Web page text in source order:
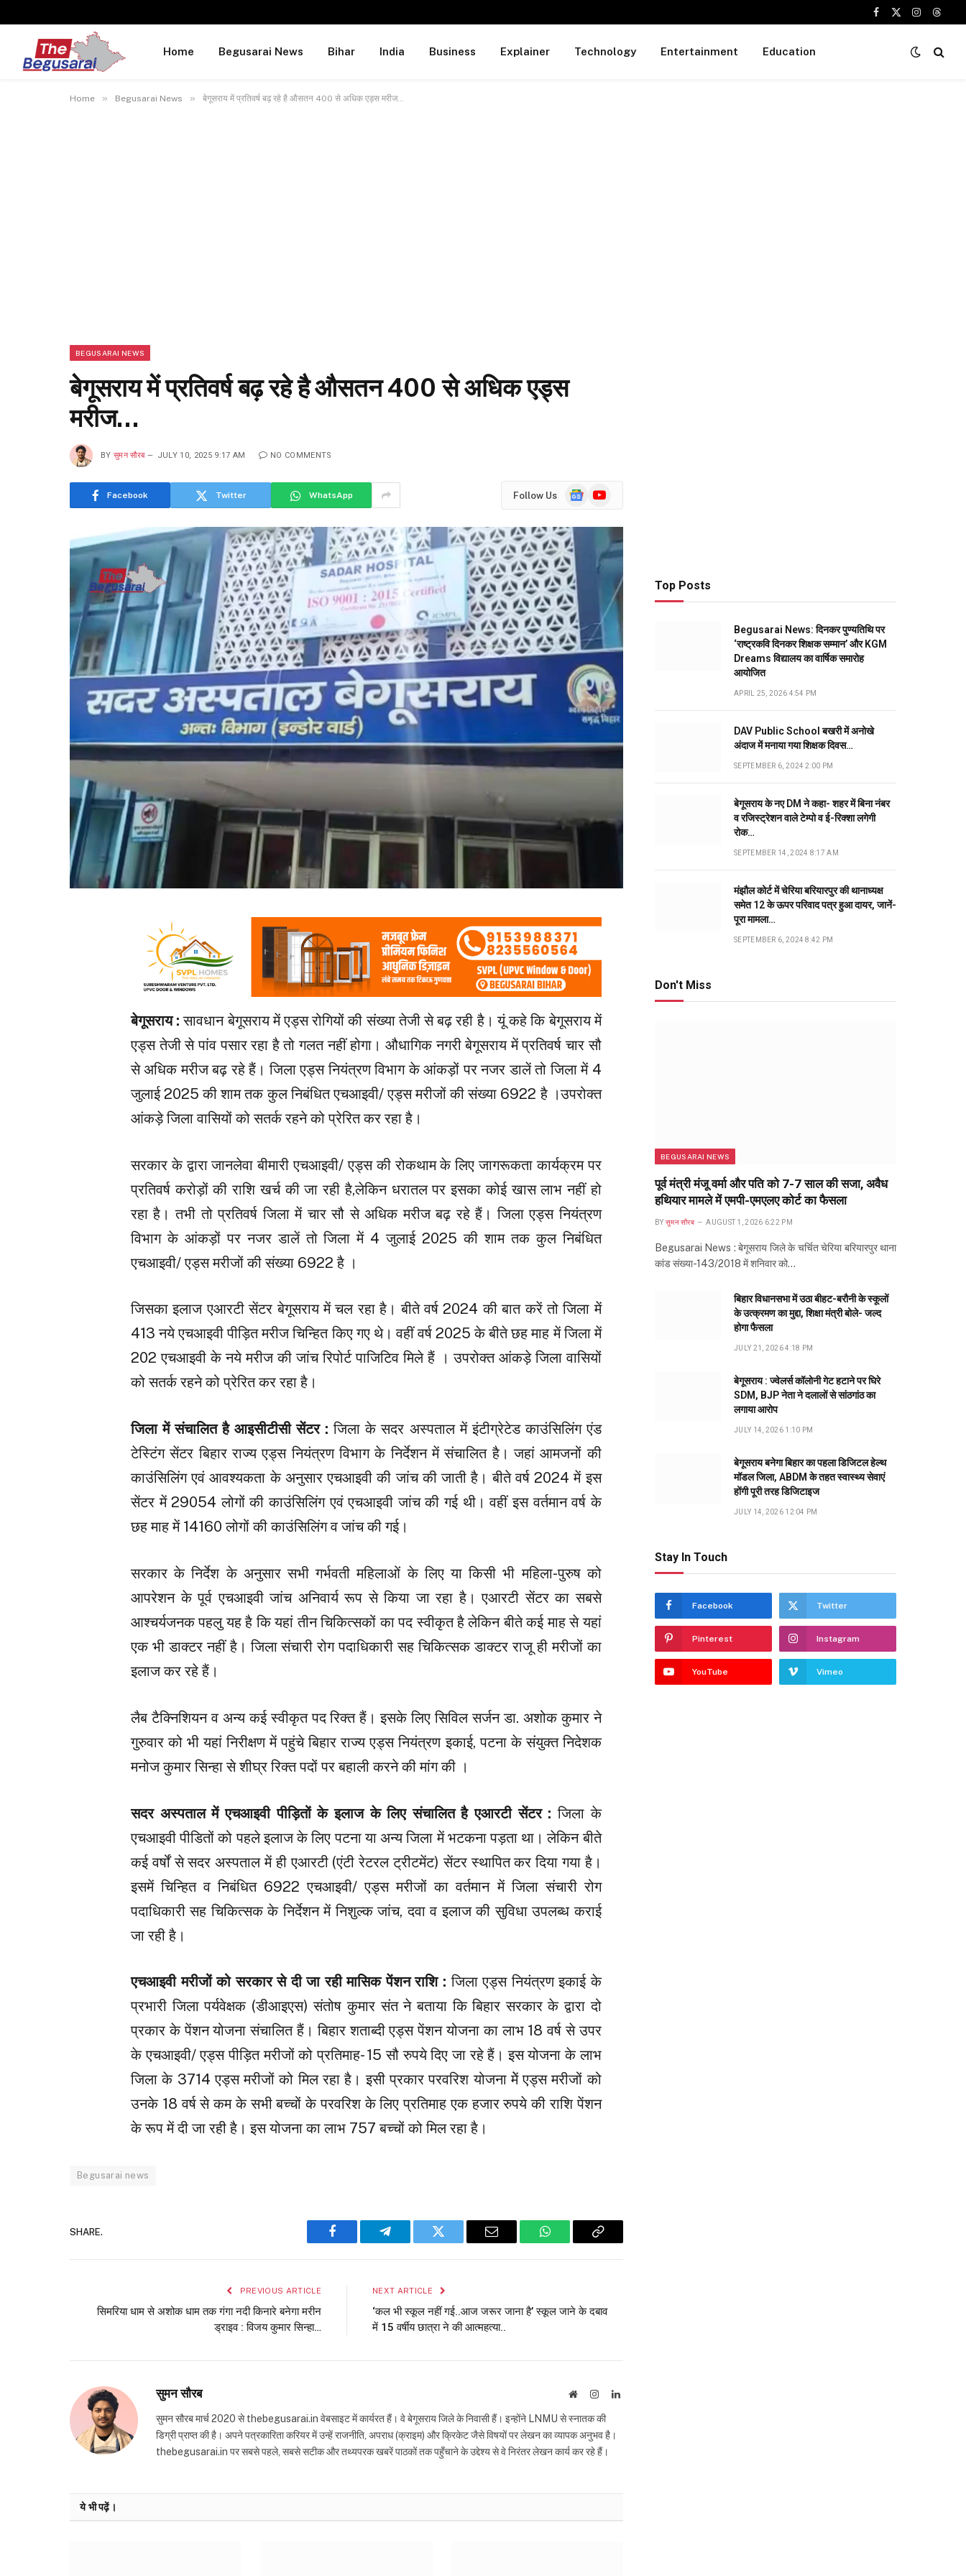
Facebook
X
Instagram
Home Begusarai News Bihar India Business Explainer Technology Entertainment Education
Home » Begusarai News » बेगूसराय में प्रतिवर्ष बढ़ रहे है औसतन 400 से अधिक एड्स मरीज…
BEGUSARAI NEWS
बेगूसराय में प्रतिवर्ष बढ़ रहे है औसतन 400 से अधिक एड्स
मरीज…
BY सुमन सौरब JULY 10, 2025 9:17 AM NO COMMENTS
Facebook Twitter WhatsApp Follow Us
GoogleYouTube
बेगूसराय : सावधान बेगूसराय में एड्स रोगियों की संख्या तेजी से बढ़ रही है। यूं कहे कि बेगूसराय में
एड्स तेजी से पांव पसार रहा है तो गलत नहीं होगा। औधागिक नगरी बेगूसराय में प्रतिवर्ष चार सौ
से अधिक मरीज बढ़ रहे हैं। जिला एड्स नियंत्रण विभाग के आंकड़ों पर नजर डालें तो जिला में 4
जुलाई 2025 की शाम तक कुल निबंधित एचआइवी/ एड्स मरीजों की संख्या 6922 है ।उपरोक्त
आंकड़े जिला वासियों को सतर्क रहने को प्रेरित कर रहा है।
सरकार के द्वारा जानलेवा बीमारी एचआइवी/ एड्स की रोकथाम के लिए जागरूकता कार्यक्रम पर
प्रतिवर्ष करोड़ों की राशि खर्च की जा रही है,लेकिन धरातल पर इसका कोई खास लाभ नहीं हो
रहा है। तभी तो प्रतिवर्ष जिला में चार सौ से अधिक मरीज बढ़ रहे हैं। जिला एड्स नियंत्रण
विभाग के आंकड़ों पर नजर डालें तो जिला में 4 जुलाई 2025 की शाम तक कुल निबंधित
एचआइवी/ एड्स मरीजों की संख्या 6922 है ।
जिसका इलाज एआरटी सेंटर बेगूसराय में चल रहा है। बीते वर्ष 2024 की बात करें तो जिला में
413 नये एचआइवी पीड़ित मरीज चिन्हित किए गए थे। वहीं वर्ष 2025 के बीते छह माह में जिला में
202 एचआइवी के नये मरीज की जांच रिपोर्ट पाजिटिव मिले हैं । उपरोक्त आंकड़े जिला वासियों
को सतर्क रहने को प्रेरित कर रहा है।
जिला में संचालित है आइसीटीसी सेंटर :जिला के सदर अस्पताल में इंटीग्रेटेड काउंसिलिंग एंड
टेस्टिंग सेंटर बिहार राज्य एड्स नियंत्रण विभाग के निर्देशन में संचालित है। जहां आमजनों की
काउंसिलिंग एवं आवश्यकता के अनुसार एचआइवी की जांच की जाती है। बीते वर्ष 2024 में इस
सेंटर में 29054 लोगों की काउंसिलिंग एवं एचआइवी जांच की गई थी। वहीं इस वर्तमान वर्ष के
छह माह में 14160 लोगों की काउंसिलिंग व जांच की गई।
सरकार के निर्देश के अनुसार सभी गर्भवती महिलाओं के लिए या किसी भी महिला-पुरुष को
आपरेशन के पूर्व एचआइवी जांच अनिवार्य रूप से किया जा रहा है। एआरटी सेंटर का सबसे
आश्चर्यजनक पहलु यह है कि यहां तीन चिकित्सकों का पद स्वीकृत है लेकिन बीते कई माह से यहां
एक भी डाक्टर नहीं है। जिला संचारी रोग पदाधिकारी सह चिकित्सक डाक्टर राजू ही मरीजों का
इलाज कर रहे हैं।
लैब टैक्निशियन व अन्य कई स्वीकृत पद रिक्त हैं। इसके लिए सिविल सर्जन डा. अशोक कुमार ने
गुरुवार को भी यहां निरीक्षण में पहुंचे बिहार राज्य एड्स नियंत्रण इकाई, पटना के संयुक्त निदेशक
मनोज कुमार सिन्हा से शीघ्र रिक्त पदों पर बहाली करने की मांग की ।
सदर अस्पताल में एचआइवी पीड़ितों के इलाज के लिए संचालित है एआरटी सेंटर :जिला के
एचआइवी पीडितों को पहले इलाज के लिए पटना या अन्य जिला में भटकना पड़ता था। लेकिन बीते
कई वर्षों से सदर अस्पताल में ही एआरटी (एंटी रेटरल ट्रीटमेंट) सेंटर स्थापित कर दिया गया है।
इसमें चिन्हित व निबंधित 6922 एचआइवी/ एड्स मरीजों का वर्तमान में जिला संचारी रोग
पदाधिकारी सह चिकित्सक के निर्देशन में निशुल्क जांच, दवा व इलाज की सुविधा उपलब्ध कराई
जा रही है।
एचआइवी मरीजों को सरकार से दी जा रही मासिक पेंशन राशि :जिला एड्स नियंत्रण इकाई के
प्रभारी जिला पर्यवेक्षक (डीआइएस) संतोष कुमार संत ने बताया कि बिहार सरकार के द्वारा दो
प्रकार के पेंशन योजना संचालित हैं। बिहार शताब्दी एड्स पेंशन योजना का लाभ 18 वर्ष से उपर
के एचआइवी/ एड्स पीड़ित मरीजों को प्रतिमाह- 15 सौ रुपये दिए जा रहे हैं। इस योजना के लाभ
जिला के 3714 एड्स मरीजों को मिल रहा है। इसी प्रकार परवरिश योजना मेें एड्स मरीजों को
उनके 18 वर्ष से कम के सभी बच्चों के परवरिश के लिए प्रतिमाह एक हजार रुपये की राशि पेंशन
के रूप में दी जा रही है। इस योजना का लाभ 757 बच्चों को मिल रहा है।
Begusarai news
SHARE.
Facebook Telegram Twitter Email WhatsAppCopy
PREVIOUS ARTICLE
सिमरिया धाम से अशोक धाम तक गंगा नदी किनारे बनेगा मरीन
ड्राइव : विजय कुमार सिन्हा…
NEXT ARTICLE
‘कल भी स्कूल नहीं गई..आज जरूर जाना है’ स्कूल जाने के दबाव
में 15 वर्षीय छात्रा ने की आत्महत्या..
सुमन सौरब WebsiteInstagramLinkedIn
सुमन सौरब मार्च 2020 से thebegusarai.in वेबसाइट में कार्यरत हैं। वे बेगूसराय जिले के निवासी हैं। इन्होंने LNMU से स्नातक की
डिग्री प्राप्त की है। अपने पत्रकारिता करियर में उन्हें राजनीति, अपराध (क्राइम) और क्रिकेट जैसे विषयों पर लेखन का व्यापक अनुभव है।
thebegusarai.in पर सबसे पहले, सबसे सटीक और तथ्यपरक खबरें पाठकों तक पहुँचाने के उद्देश्य से वे निरंतर लेखन कार्य कर रहे हैं।
ये भी पढ़ें।
Top Posts
Begusarai News: दिनकर पुण्यतिथि पर
‘राष्ट्रकवि दिनकर शिक्षक सम्मान’ और KGM
Dreams विद्यालय का वार्षिक समारोह
आयोजित
APRIL 25, 2026 4:54 PM
DAV Public School बखरी में अनोखे
अंदाज में मनाया गया शिक्षक दिवस…
SEPTEMBER 6, 2024 2:00 PM
बेगूसराय के नए DM ने कहा- शहर में बिना नंबर
व रजिस्ट्रेशन वाले टेम्पो व ई-रिक्शा लगेगी
रोक…
SEPTEMBER 14, 2024 8:17 AM
मंझौल कोर्ट में चेरिया बरियारपुर की थानाध्यक्ष
समेत 12 के ऊपर परिवाद पत्र हुआ दायर, जानें-
पूरा मामला…
SEPTEMBER 6, 2024 8:42 PM
Don't Miss
BEGUSARAI NEWS
पूर्व मंत्री मंजू वर्मा और पति को 7-7 साल की सजा, अवैध
हथियार मामले में एमपी-एमएलए कोर्ट का फैसला
BY सुमन सौरब AUGUST 1, 2026 6:22 PM
Begusarai News : बेगूसराय जिले के चर्चित चेरिया बरियारपुर थाना
कांड संख्या-143/2018 में शनिवार को…
बिहार विधानसभा में उठा बीहट-बरौनी के स्कूलों
के उत्क्रमण का मुद्दा, शिक्षा मंत्री बोले- जल्द
होगा फैसला
JULY 21, 2026 4:18 PM
बेगूसराय : ज्वेलर्स कॉलोनी गेट हटाने पर घिरे
SDM, BJP नेता ने दलालों से सांठगांठ का
लगाया आरोप
JULY 14, 2026 1:10 PM
बेगूसराय बनेगा बिहार का पहला डिजिटल हेल्थ
मॉडल जिला, ABDM के तहत स्वास्थ्य सेवाएं
होंगी पूरी तरह डिजिटाइज
JULY 14, 2026 12:04 PM
Stay In Touch
Facebook Twitter
Pinterest Instagram
YouTube Vimeo